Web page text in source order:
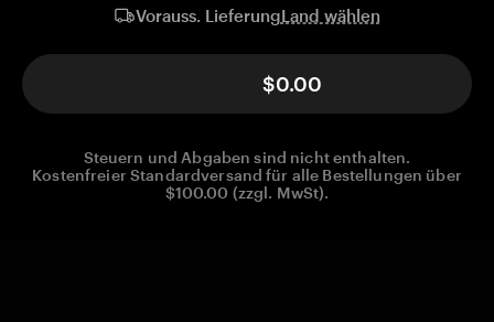
Vorauss. LieferungLand wählen
$0.00
Steuern und Abgaben sind nicht enthalten.
Kostenfreier Standardversand für alle Bestellungen über
$100.00 (zzgl. MwSt).